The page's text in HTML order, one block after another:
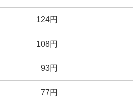
124円
108円
93円
77円